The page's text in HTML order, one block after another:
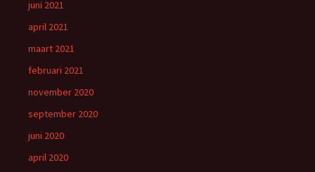
juni 2021
april 2021
maart 2021
februari 2021
november 2020
september 2020
juni 2020
april 2020